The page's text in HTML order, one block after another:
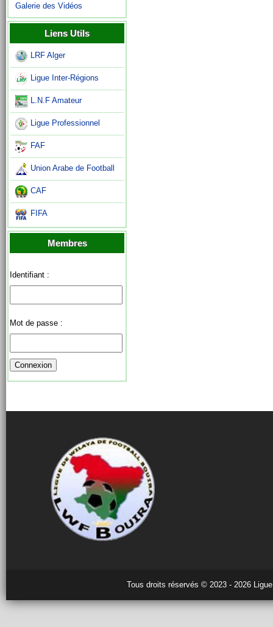
Galerie des Vidéos
Liens Utils
LRF Alger
Ligue Inter-Régions
L.N.F Amateur
Ligue Professionnel
FAF
Union Arabe de Football
CAF
FIFA
Membres
Identifiant :
Mot de passe :
Tous droits réservés © 2023 - 2026